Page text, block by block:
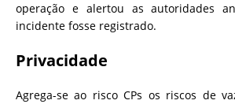
operação e alertou as autoridades
incidente fosse registrado.
Privacidade
Agrega-se ao risco CPs os riscos de